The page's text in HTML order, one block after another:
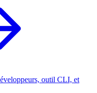
outil CLI, et